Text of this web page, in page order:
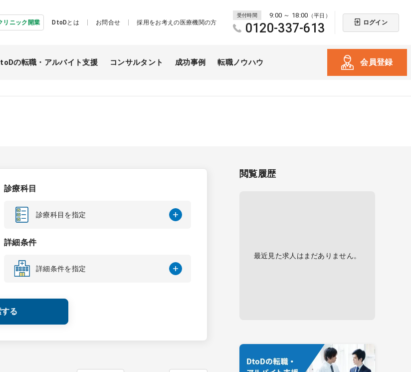
リニック開業 DtoDとは お問合せ 採用をお考えの医療機関の方
受付時間 9:00 ～ 18:00 （平日）
0120-337-613 ログイン
の転職・ アルバイト支援 コンサルタント 成功事例 転職ノウハウ 会員登録
診療科目
診療科目を指定
詳細条件
詳細条件を指定
る
閲覧履歴
最近見た求人はまだありません。